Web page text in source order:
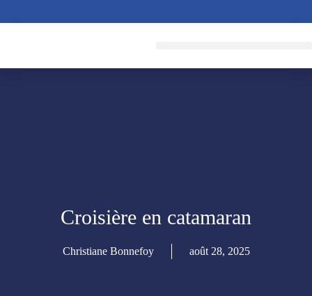
Croisière en catamaran
Christiane Bonnefoy août 28, 2025